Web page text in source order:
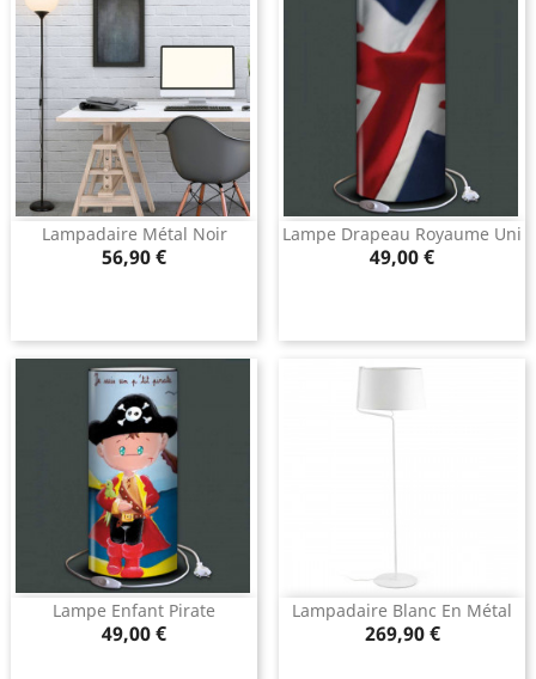
Lampadaire Métal Noir
Prix
56,90 €
Lampe Drapeau Royaume Uni
Prix
49,00 €
Lampe Enfant Pirate
Prix
49,00 €
Lampadaire Blanc En Métal
Prix
269,90 €